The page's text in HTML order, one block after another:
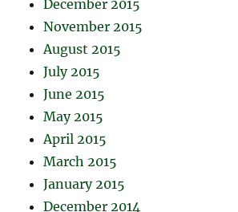
December 2015
November 2015
August 2015
July 2015
June 2015
May 2015
April 2015
March 2015
January 2015
December 2014